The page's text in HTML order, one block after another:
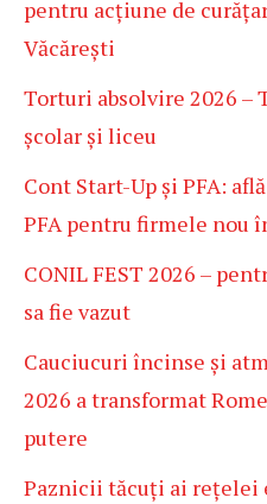
pentru acțiune de
Văcărești
Torturi absolvire 2026 –
școlar și liceu
Cont Start-Up și PFA:
PFA pentru firmele nou
CONIL FEST 2026 –
sa fie vazut
Cauciucuri încinse și
2026 a transformat
putere
Paznicii tăcuți ai rețelei